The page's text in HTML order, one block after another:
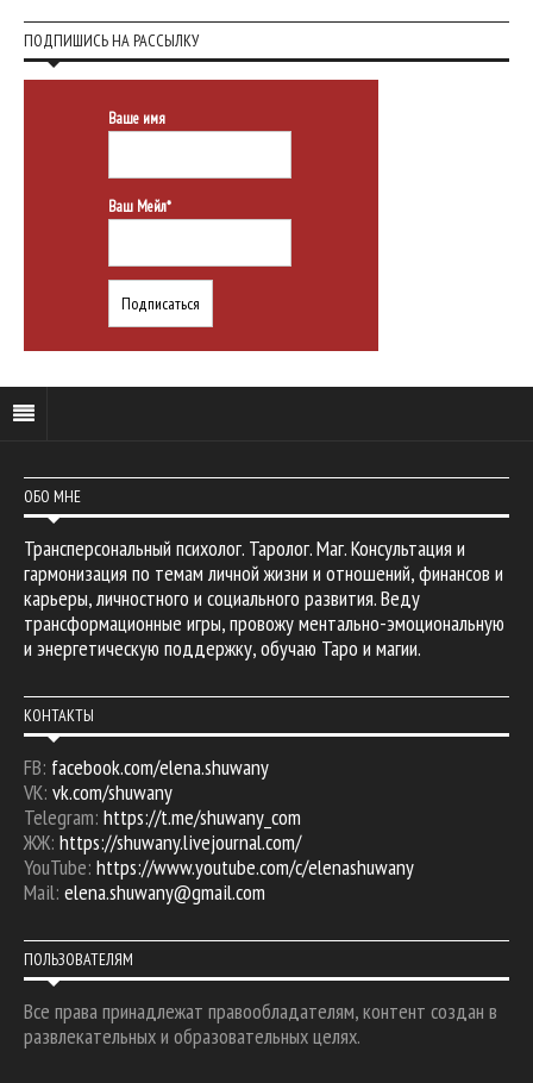
ПОДПИШИСЬ НА РАССЫЛКУ
Ваше имя
Ваш Мейл*
ОБО МНЕ
Трансперсональный психолог. Таролог. Маг. Консультация и
гармонизация по темам личной жизни и отношений, финансов и
карьеры, личностного и социального развития. Веду
трансформационные игры, провожу ментально-эмоциональную
и энергетическую поддержку, обучаю Таро и магии.
КОНТАКТЫ
FB: facebook.com/elena.shuwany
VK: vk.com/shuwany
Telegram: https://t.me/shuwany_com
ЖЖ: https://shuwany.livejournal.com/
YouTube: https://www.youtube.com/c/elenashuwany
Mail: elena.shuwany@gmail.com
ПОЛЬЗОВАТЕЛЯМ
Все права принадлежат правообладателям, контент создан в
развлекательных и образовательных целях.